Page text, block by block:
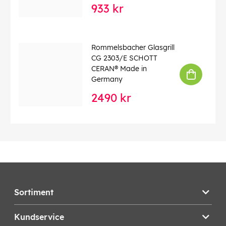
933 kr
Rommelsbacher Glasgrill
CG 2303/E SCHOTT
CERAN® Made in
Germany
2490 kr
Sortiment
Kundservice